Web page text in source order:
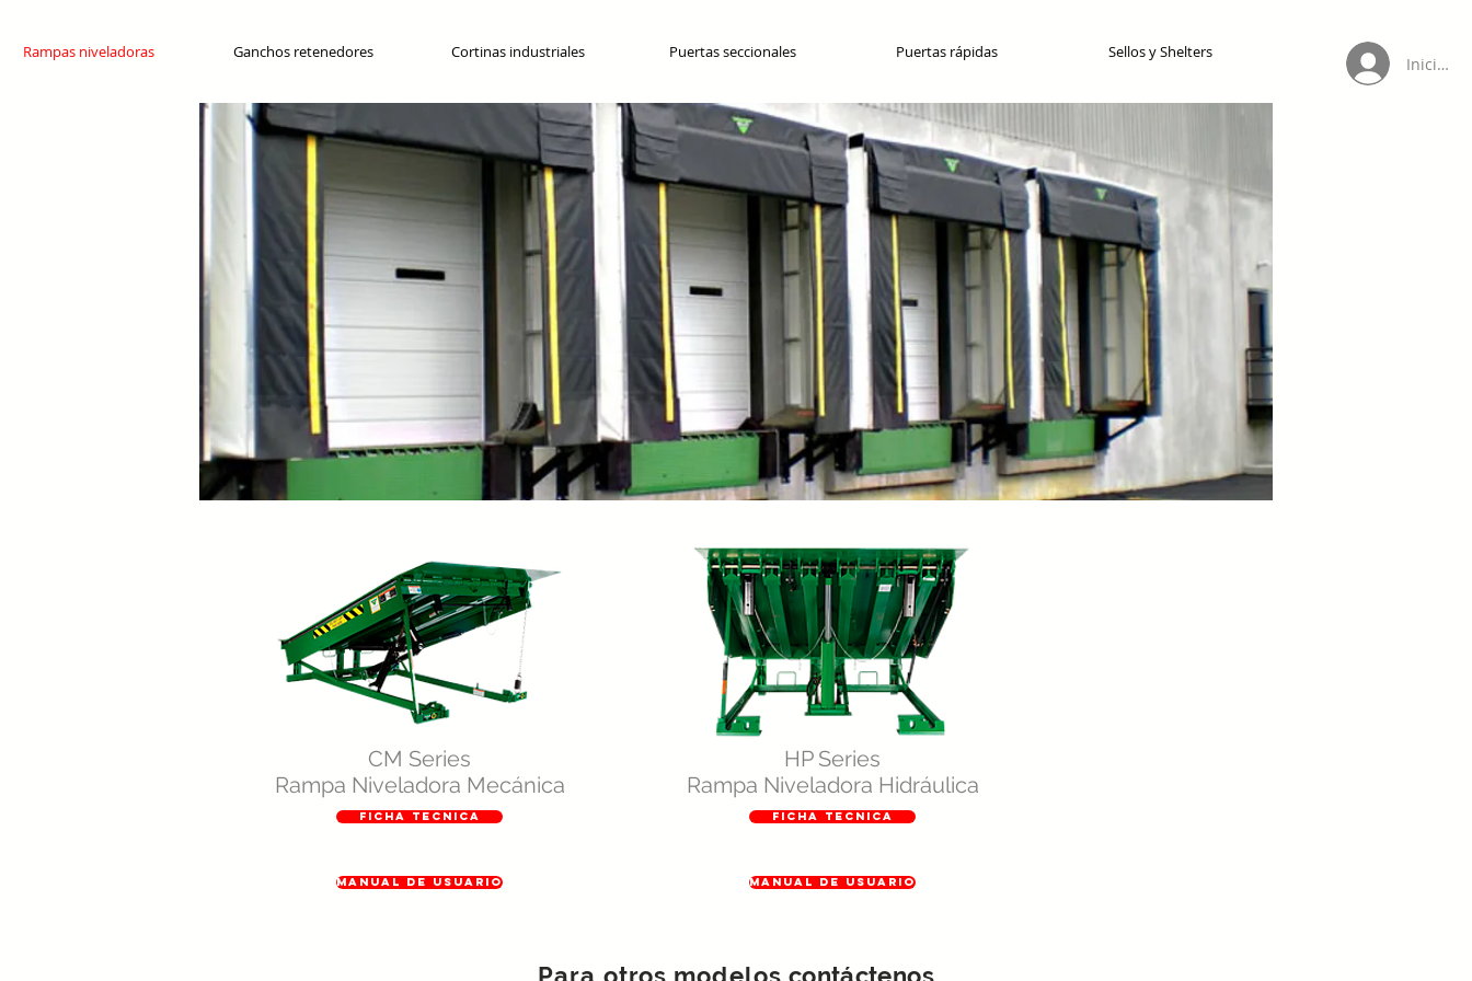
Rampas niveladoras Ganchos retenedores Cortinas industriales Puertas seccionales Puertas rápidas Sellos y Shelters
Iniciar
CM Series
Rampa Niveladora Mecánica
FICHA TECNICA
MANUAL DE USUARIO
HP Series
Rampa Niveladora Hidráulica
FICHA TECNICA
MANUAL DE USUARIO